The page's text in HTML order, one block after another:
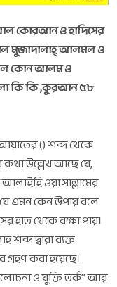
কোরআন ও হাদিসের
মুজাদালাহ্ আলমল ও
কোন আলম ও
কি কি ,কুরআন ৫৮
() শব্দ থেকে
কথা উল্লেখ আছে যে,
আলাইহি ওয়া সাল্লামের
এমন কেন উপায় বলে
হাত থেকে রক্ষা পায়।
দ্বারা ব্যক্ত
করা হয়েছে।
ও যুক্তি তর্ক” আর